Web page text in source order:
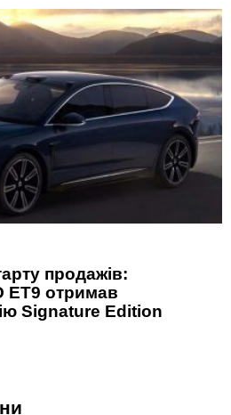
продажів:
ET9 отримав
Signature Edition